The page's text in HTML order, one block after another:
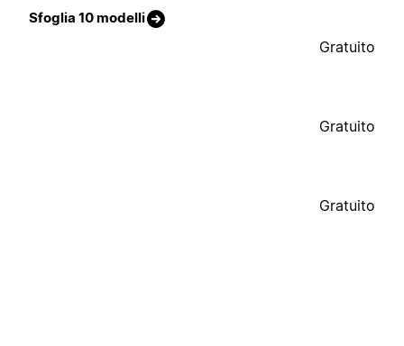
Sfoglia 10 modelli
Gratuito
Gratuito
Gratuito